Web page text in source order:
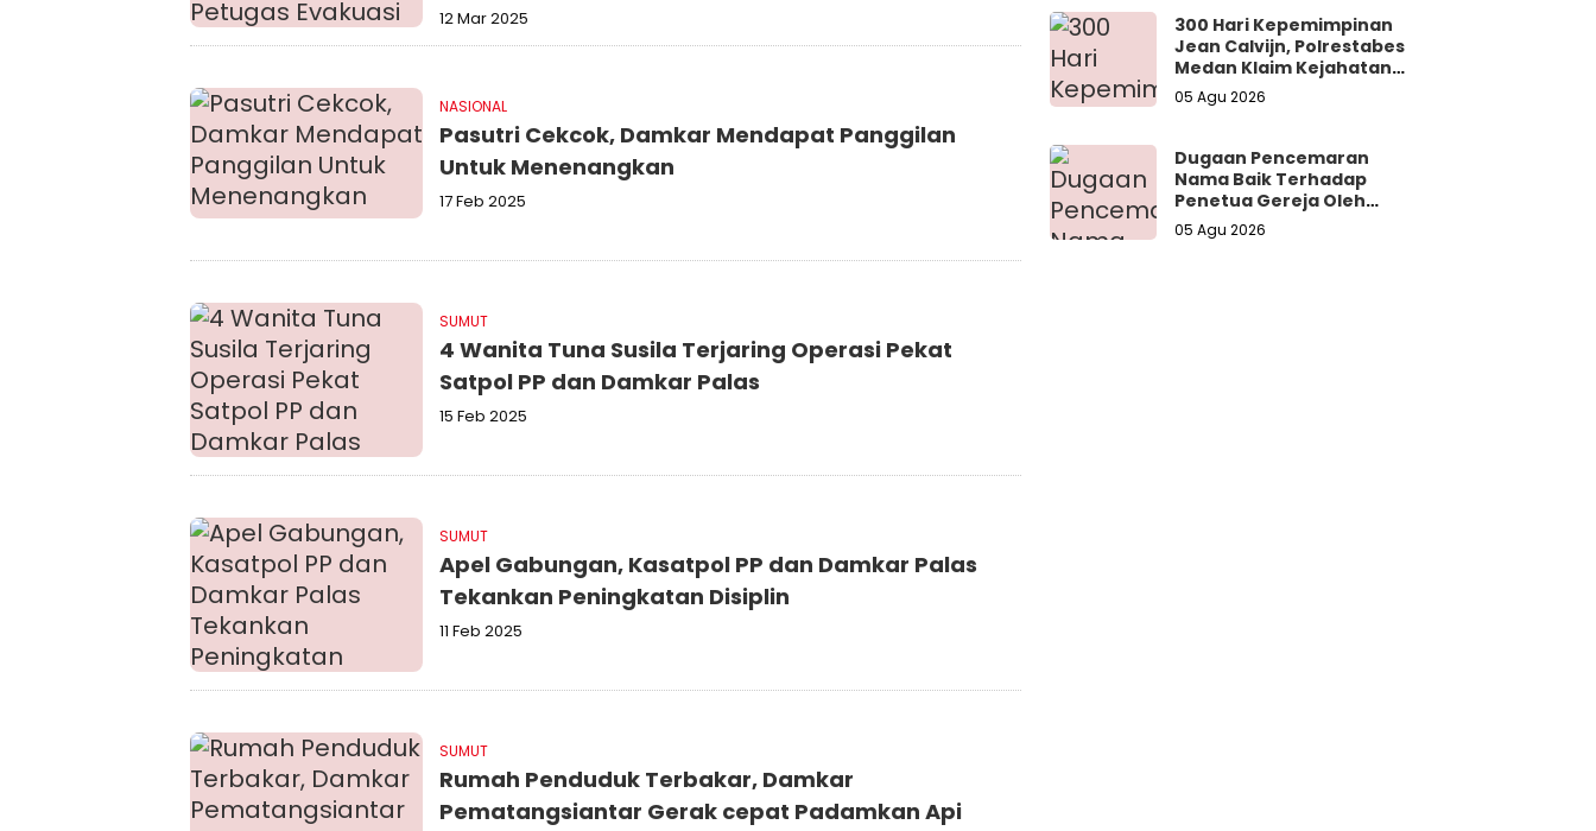
12 Mar 2025
NASIONAL
Pasutri Cekcok, Damkar Mendapat Panggilan
Untuk Menenangkan
17 Feb 2025
SUMUT
4 Wanita Tuna Susila Terjaring Operasi Pekat
Satpol PP dan Damkar Palas
15 Feb 2025
SUMUT
Apel Gabungan, Kasatpol PP dan Damkar Palas
Tekankan Peningkatan Disiplin
11 Feb 2025
SUMUT
Rumah Penduduk Terbakar, Damkar
Pematangsiantar Gerak cepat Padamkan Api
300 Hari Kepemimpinan
Jean Calvijn, Polrestabes
Medan Klaim Kejahatan
Jalanan Turun 15 Persen
05 Agu 2026
Dugaan Pencemaran
Nama Baik Terhadap
Penetua Gereja Oleh
Oknum Dokter
Diharapkan Naik Hingga
05 Agu 2026